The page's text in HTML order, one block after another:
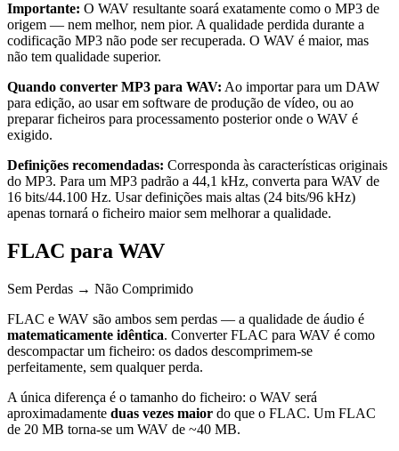
Importante: O WAV resultante soará exatamente como o MP3 de
origem — nem melhor, nem pior. A qualidade perdida durante a
codificação MP3 não pode ser recuperada. O WAV é maior, mas
não tem qualidade superior.
Quando converter MP3 para WAV: Ao importar para um DAW
para edição, ao usar em software de produção de vídeo, ou ao
preparar ficheiros para processamento posterior onde o WAV é
exigido.
Definições recomendadas: Corresponda às características originais
do MP3. Para um MP3 padrão a 44,1 kHz, converta para WAV de
16 bits/44.100 Hz. Usar definições mais altas (24 bits/96 kHz)
apenas tornará o ficheiro maior sem melhorar a qualidade.
FLAC para WAV
Sem Perdas → Não Comprimido
FLAC e WAV são ambos sem perdas — a qualidade de áudio é
matematicamente idêntica. Converter FLAC para WAV é como
descompactar um ficheiro: os dados descomprimem-se
perfeitamente, sem qualquer perda.
A única diferença é o tamanho do ficheiro: o WAV será
aproximadamente duas vezes maior do que o FLAC. Um FLAC
de 20 MB torna-se um WAV de ~40 MB.